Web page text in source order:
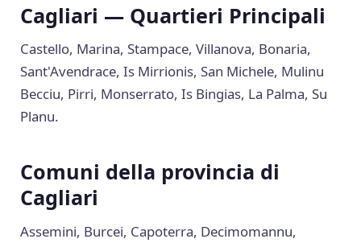
Cagliari — Quartieri Principali
Castello, Marina, Stampace, Villanova, Bonaria,
Sant'Avendrace, Is Mirrionis, San Michele, Mulinu
Becciu, Pirri, Monserrato, Is Bingias, La Palma, Su
Planu.
Comuni della provincia di
Cagliari
Assemini, Burcei, Capoterra, Decimomannu,